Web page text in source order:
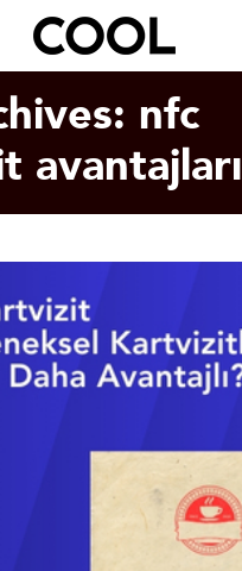
nfc
avantajları